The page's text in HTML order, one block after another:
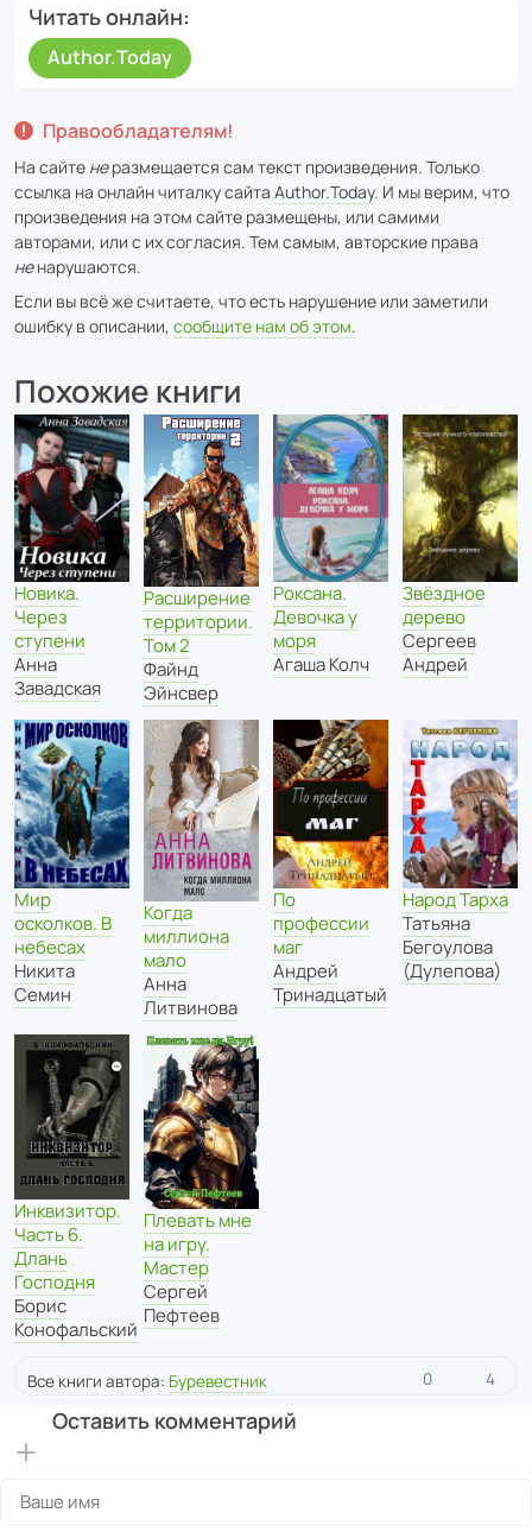
Читать онлайн
Author.Today
Правообладателям!
На сайте неразмещается сам текст произведения. Только
ссылка на онлайн читалку сайта Author.Today. И мы верим, что
произведения на этом сайте размещены, или самими
авторами, или с их согласия. Тем самым, авторские права
ненарушаются.
Если вы всё же считаете, что есть нарушение или заметили
ошибку в описании, сообщите нам об этом.
Похожие книги
Новика.
Через
ступени
Анна
Завадская
Расширение
территории.
Том 2
Файнд
Эйнсвер
Роксана.
Девочка у
моря
Агаша Колч
Звёздное
дерево
Сергеев
Андрей
Мир
осколков. В
небесах
Никита
Семин
Когда
миллиона
мало
Анна
Литвинова
По
профессии
маг
Андрей
Тринадцатый
Народ Тарха
Татьяна
Бегоулова
(Дулепова)
Инквизитор.
Часть 6.
Длань
Господня
Борис
Конофальский
Плевать мне
на игру.
Мастер
Сергей
Пефтеев
Все книги автора: Буревестник 0 4
Оставить комментарий